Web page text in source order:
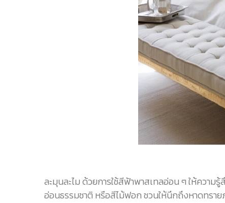
ละมุนละไม ด้วยการใช้สีฟ้าพาสเทลอ่อน ๆ ให้ควา
อ่อนธรรมชาติ หรือสีไม้ฟอก ชวนให้นึกถึงหาดทรา